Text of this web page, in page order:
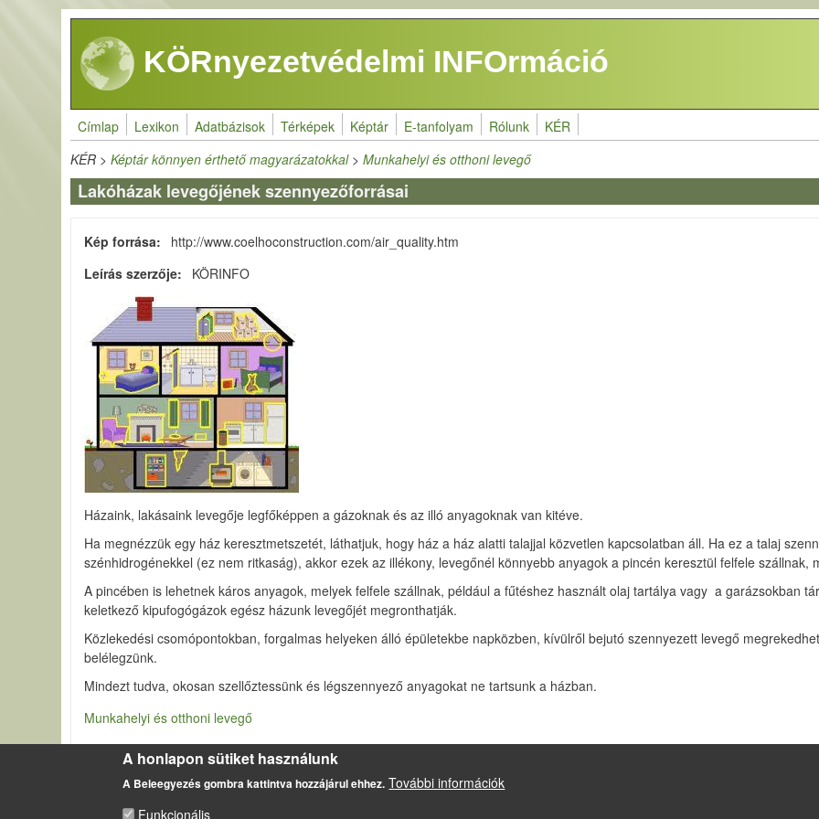
Ugrás a tartalomra
KÖRnyezetvédelmi INFOrmáció
Címlap Lexikon Adatbázisok Térképek Képtár E-tanfolyam Rólunk KÉR
KÉR >Képtár könnyen érthető magyarázatokkal>Munkahelyi és otthoni levegő
Lakóházak levegőjének szennyezőforrásai
Kép forrása
http://www.coelhoconstruction.com/air_quality.htm
Leírás szerzője
KÖRINFO
Házaink, lakásaink levegője legfőképpen a gázoknak és az illó anyagoknak van kitéve.
Ha megnézzük egy ház keresztmetszetét, láthatjuk, hogy ház a ház alatti talajjal közvetlen kapcsolatban áll. Ha ez a talaj
szénhidrogénekkel (ez nem ritkaság), akkor ezek az illékony, levegőnél könnyebb anyagok a pincén keresztül felfele szállnak,
A pincében is lehetnek káros anyagok, melyek felfele szállnak, például a fűtéshez használt olaj tartálya vagy a garázsokban
keletkező kipufogógázok egész házunk levegőjét megronthatják.
Közlekedési csomópontokban, forgalmas helyeken álló épületekbe napközben, kívülről bejutó szennyezett levegő
belélegzünk.
Mindezt tudva, okosan szellőztessünk és légszennyező anyagokat ne tartsunk a házban.
Munkahelyi és otthoni levegő
LÁBLÉC
A honlapon sütiket használunk
A Beleegyezés gombra kattintva hozzájárul ehhez. További információk
Funkcionális